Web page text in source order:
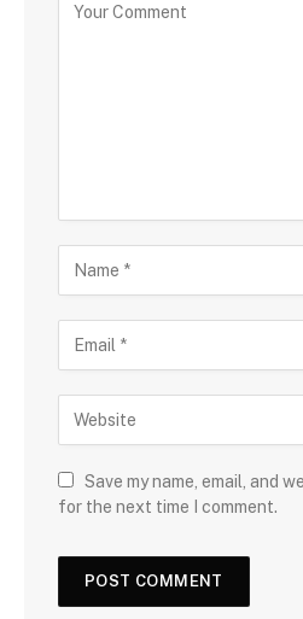
Save my name, email, and
for the next time I comment.